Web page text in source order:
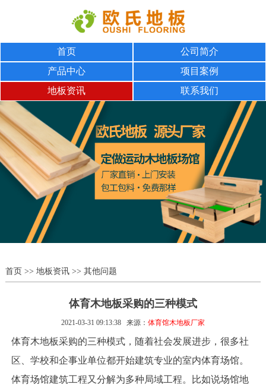
首页
公司简介
产品中心
项目案例
地板资讯
联系我们
首页>> 地板资讯>> 其他问题
体育木地板采购的三种模式
2021-03-31 09:13:38 来源： 体育馆木地板厂家
体育木地板采购的三种模式，随着社会发展进步，很多社
区、学校和企事业单位都开始建筑专业的室内体育场馆。
体育场馆建筑工程又分解为多种局域工程。比如说场馆地